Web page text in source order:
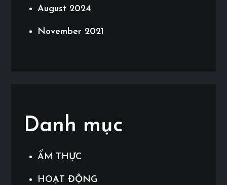
August 2024
November 2021
Danh mục
ẨM THỰC
HOẠT ĐỘNG